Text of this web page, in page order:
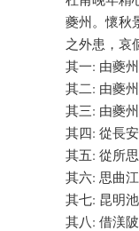
夔州。懷秋
之外患，哀
其一: 由夔
其二: 由夔
其三: 由夔
其四: 從長
其五: 從所
其六: 思曲
其七: 昆明
其八: 借渼